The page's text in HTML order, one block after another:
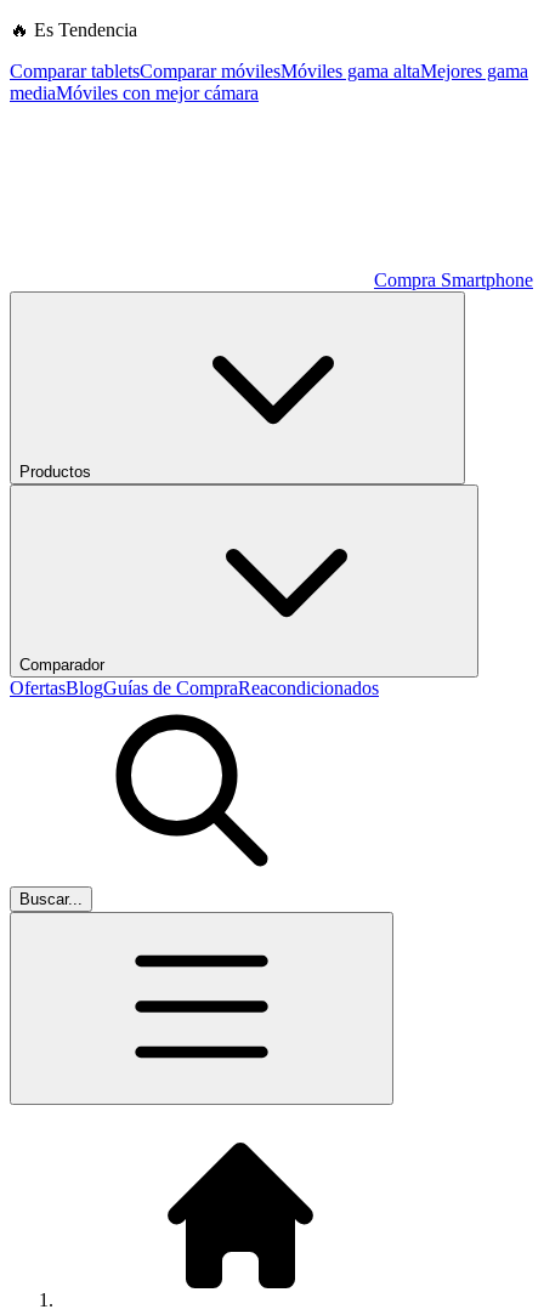
🔥 Es Tendencia
Comparar tabletsComparar móvilesMóviles gama altaMejores gama
mediaMóviles con mejor cámara
Compra Smartphone
Productos
Comparador
OfertasBlogGuías de CompraReacondicionados
Buscar...